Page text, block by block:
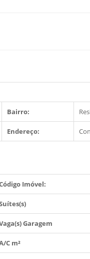
Bairro:
Endereço:
Imóvel:
Garagem
C m²